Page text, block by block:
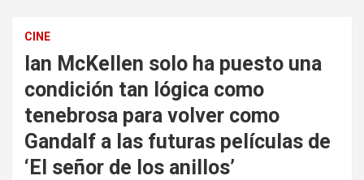
CINE
Ian McKellen solo ha puesto una
condición tan lógica como
tenebrosa para volver como
Gandalf a las futuras películas de
‘El señor de los anillos’